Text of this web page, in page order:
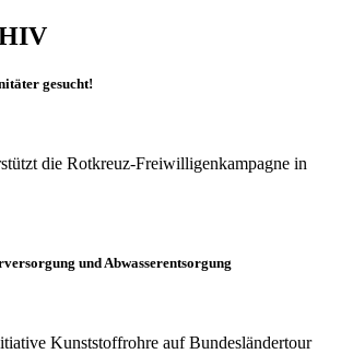
gesucht!
die Rotkreuz-Freiwilligenkampagne in
und Abwasserentsorgung
Kunststoffrohre auf Bundesländertour